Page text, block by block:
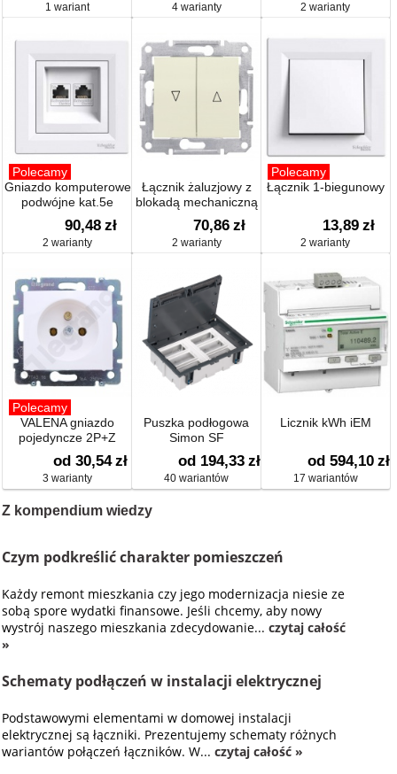
1 wariant 4 warianty 2 warianty
Polecamy
Gniazdo komputerowe
podwójne kat.5e
90,48 zł
2 warianty
Łącznik żaluzjowy z
blokadą mechaniczną
70,86 zł
2 warianty
Polecamy
Łącznik 1-biegunowy
13,89 zł
2 warianty
Polecamy
VALENA gniazdo
pojedyncze 2P+Z
od 30,54 zł
3 warianty
Puszka podłogowa
Simon SF
od 194,33 zł
40 wariantów
Licznik kWh iEM
od 594,10 zł
17 wariantów
Z kompendium wiedzy
Czym podkreślić charakter pomieszczeń
Każdy remont mieszkania czy jego modernizacja niesie ze
sobą spore wydatki finansowe. Jeśli chcemy, aby nowy
wystrój naszego mieszkania zdecydowanie...czytaj całość
»
Schematy podłączeń w instalacji elektrycznej
Podstawowymi elementami w domowej instalacji
elektrycznej są łączniki. Prezentujemy schematy różnych
wariantów połączeń łączników. W...czytaj całość »